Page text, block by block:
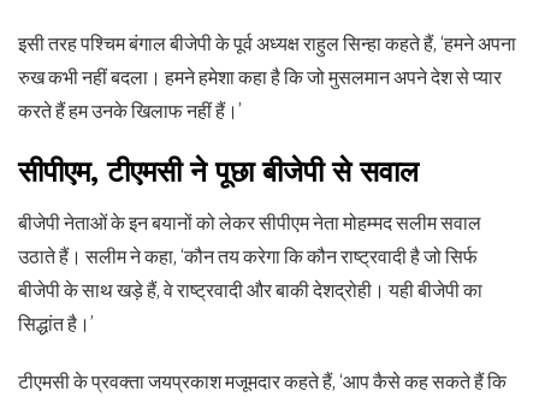
इसी तरह पश्चिम बंगाल बीजेपी के पूर्व अध्यक्ष राहुल सिन्हा कहते हैं, ‘हमने अपना
रुख कभी नहीं बदला। हमने हमेशा कहा है कि जो मुसलमान अपने देश से प्यार
करते हैं हम उनके खिलाफ नहीं हैं।’
सीपीएम, टीएमसी ने पूछा बीजेपी से सवाल
बीजेपी नेताओं के इन बयानों को लेकर सीपीएम नेता मोहम्मद सलीम सवाल
उठाते हैं। सलीम ने कहा, ‘कौन तय करेगा कि कौन राष्ट्रवादी है जो सिर्फ
बीजेपी के साथ खड़े हैं, वे राष्ट्रवादी और बाकी देशद्रोही। यही बीजेपी का
सिद्धांत है।’
टीएमसी के प्रवक्ता जयप्रकाश मजूमदार कहते हैं, ‘आप कैसे कह सकते हैं कि